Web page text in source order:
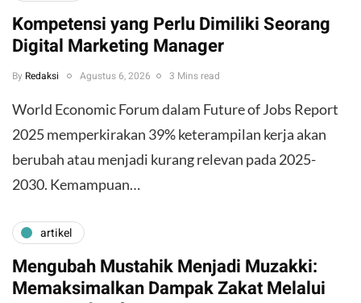
Kompetensi yang Perlu Dimiliki Seorang
Digital Marketing Manager
By Redaksi Agustus 6, 2026 3 Mins read
World Economic Forum dalam Future of Jobs Report
2025 memperkirakan 39% keterampilan kerja akan
berubah atau menjadi kurang relevan pada 2025-
2030. Kemampuan…
artikel
Mengubah Mustahik Menjadi Muzakki:
Memaksimalkan Dampak Zakat Melalui